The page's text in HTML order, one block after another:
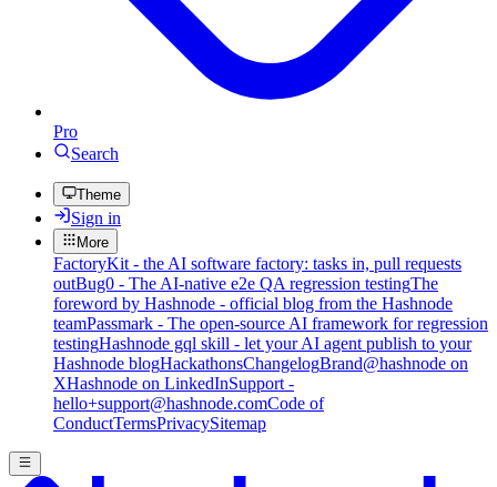
Pro
Search
Theme
Sign in
More
FactoryKit - the AI software factory: tasks in, pull requests
outBug0 - The AI-native e2e QA regression testingThe
foreword by Hashnode - official blog from the Hashnode
teamPassmark - The open-source AI framework for regression
testingHashnode gql skill - let your AI agent publish to your
Hashnode blogHackathonsChangelogBrand@hashnode on
XHashnode on LinkedInSupport -
hello+support@hashnode.comCode of
ConductTermsPrivacySitemap